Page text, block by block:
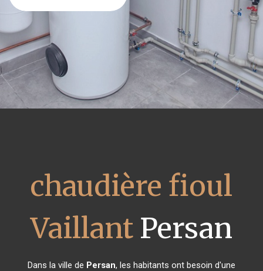
chaudière fioul
VaillantPersan
Dans la ville de Persan, les habitants ont besoin d'une